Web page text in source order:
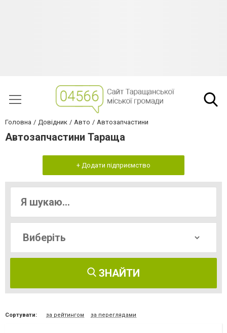
Головна Довідник Авто Автозапчастини
Автозапчастини Тараща
+ Додати підприємство
ЗНАЙТИ
Сортувати: за рейтингом за переглядами